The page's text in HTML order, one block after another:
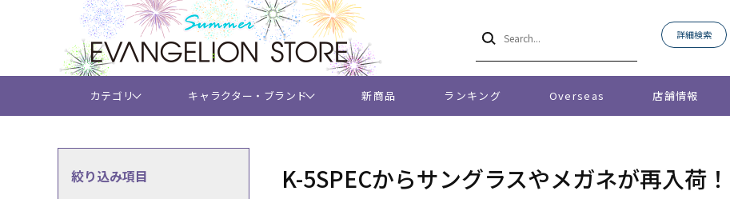
詳細検索
カテゴリ キャラクター・ブランド 新商品 ランキング Overseas 店舗情報
絞り込み項目 K-5SPECからサングラスやメガネが再入荷！